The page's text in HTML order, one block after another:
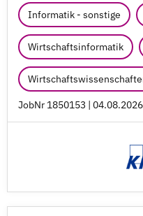
Informatik - sonstige
Wirtschaftsinformatik
JobNr 1850153 | 04.08.2026